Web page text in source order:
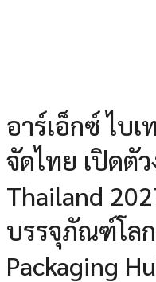
อาร์เอ็กซ์ ไบ
จัดไทย เปิดตัว
Thailand
บรรจุภัณฑ์โล
Packaging